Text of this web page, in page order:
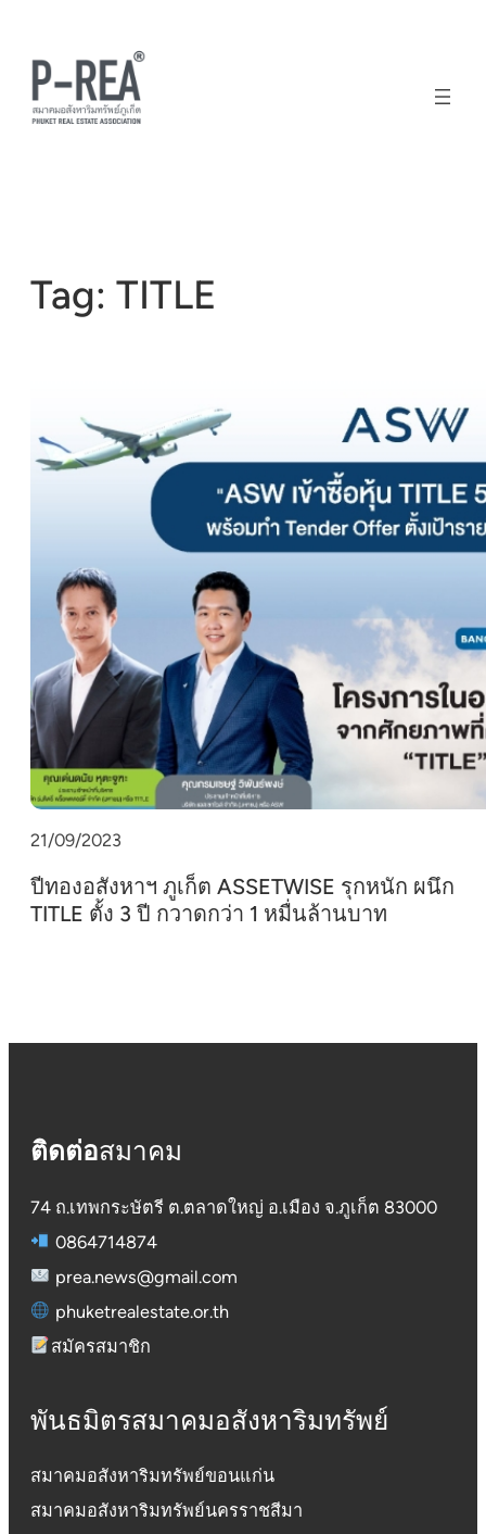
content
Tag: TITLE
21/09/2023
ปีทองอสังหาฯ ภูเก็ต ASSETWISE รุกหนัก ผนึก
TITLE ตั้ง 3 ปี กวาดกว่า 1 หมื่นล้านบาท
ติดต่อสมาคม
74 ถ.เทพกระษัตรี ต.ตลาดใหญ่ อ.เมือง จ.ภูเก็ต 83000
0864714874
prea.news@gmail.com
phuketrealestate.or.th
สมัครสมาชิก
พันธมิตรสมาคมอสังหาริมทรัพย์
สมาคมอสังหาริมทรัพย์ขอนแก่น
สมาคมอสังหาริมทรัพย์นครราชสีมา